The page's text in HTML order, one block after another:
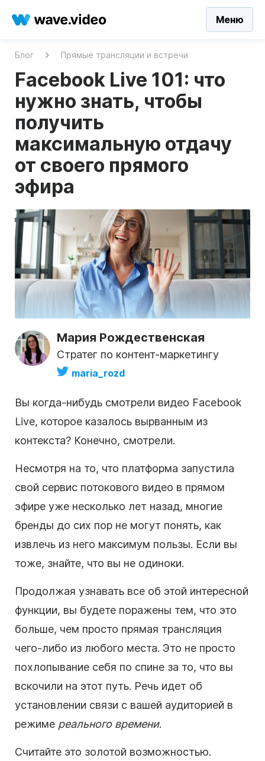
Меню
Блог Прямые трансляции и встречи
Facebook Live 101: что
нужно знать, чтобы
получить
максимальную отдачу
от своего прямого
эфира
Мария Рождественская
Стратег по контент-маркетингу
maria_rozd
Вы когда-нибудь смотрели видео Facebook
Live, которое казалось вырванным из
контекста? Конечно, смотрели.
Несмотря на то, что платформа запустила
свой сервис потокового видео в прямом
эфире уже несколько лет назад, многие
бренды до сих пор не могут понять, как
извлечь из него максимум пользы. Если вы
тоже, знайте, что вы не одиноки.
Продолжая узнавать все об этой интересной
функции, вы будете поражены тем, что это
больше, чем просто прямая трансляция
чего-либо из любого места. Это не просто
похлопывание себя по спине за то, что вы
вскочили на этот путь. Речь идет об
установлении связи с вашей аудиторией в
режиме реального времени.
Считайте это золотой возможностью.